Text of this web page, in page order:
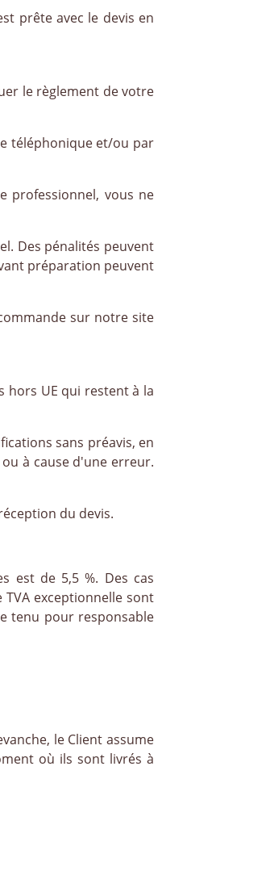
prête avec le devis en
le règlement de votre
téléphonique et/ou par
professionnel, vous ne
Des pénalités peuvent
préparation peuvent
sur notre site
hors UE qui restent à la
sans préavis, en
à cause d'une erreur.
du devis.
est de 5,5 %. Des cas
exceptionnelle sont
tenu pour responsable
le Client assume
où ils sont livrés à